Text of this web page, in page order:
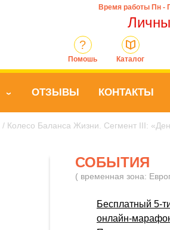
Время работы Пн -
?
Помошь Каталог
› ОТЗЫВЫ КОНТАКТЫ
/ Колесо Баланса Жизни. Сегмент III:
СОБЫТИЯ
( временная зона:
Бесплатный 5-
онлайн-